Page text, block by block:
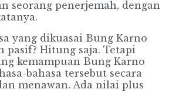
seorang penerjemah, dengan
yang dikuasai Bung Karno
pasif? Hitung saja. Tetapi
kemampuan Bung Karno
bahasa tersebut secara
menawan. Ada nilai plus